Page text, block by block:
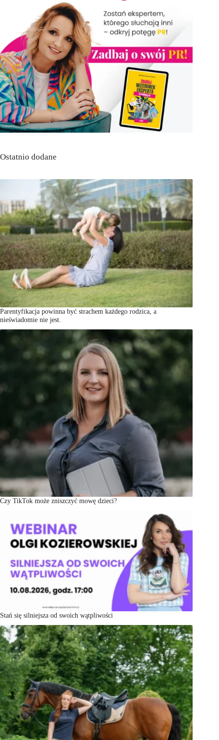
Ostatnio dodane
Parentyfikacja powinna być strachem każdego rodzica, a
nieświadomie nie jest.
Czy TikTok może zniszczyć mowę dzieci?
Stań się silniejsza od swoich wątpliwości